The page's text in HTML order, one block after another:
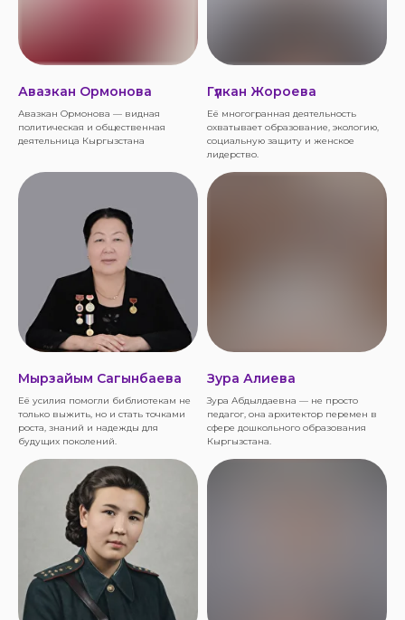
Авазкан Ормонова
Авазкан Ормонова — видная
политическая и общественная
деятельница Кыргызстана
Гүлкан Жороева
Её многогранная деятельность
охватывает образование, экологию,
социальную защиту и женское
лидерство.
Мырзайым Сагынбаева
Её усилия помогли библиотекам не
только выжить, но и стать точками
роста, знаний и надежды для
будущих поколений.
Зура Алиева
Зура Абдылдаевна — не просто
педагог, она архитектор перемен в
сфере дошкольного образования
Кыргызстана.